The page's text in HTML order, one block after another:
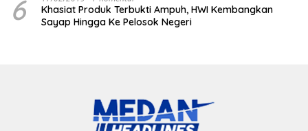
6
Khasiat Produk Terbukti Ampuh, HWI Kembangkan
Sayap Hingga Ke Pelosok Negeri